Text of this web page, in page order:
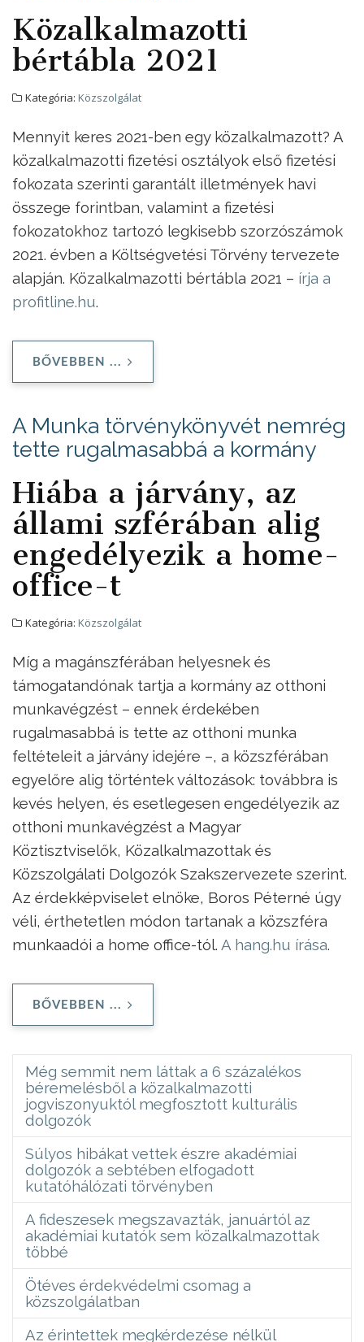
Közalkalmazotti
bértábla 2021
Kategória: Közszolgálat
Mennyit keres 2021-ben egy közalkalmazott? A
közalkalmazotti fizetési osztályok első fizetési
fokozata szerinti garantált illetmények havi
összege forintban, valamint a fizetési
fokozatokhoz tartozó legkisebb szorzószámok
2021. évben a Költségvetési Törvény tervezete
alapján. Közalkalmazotti bértábla 2021 – írja a
profitline.hu.
BŐVEBBEN ...
A Munka törvénykönyvét nemrég
tette rugalmasabbá a kormány
Hiába a járvány, az
állami szférában alig
engedélyezik a home-
office-t
Kategória: Közszolgálat
Míg a magánszférában helyesnek és
támogatandónak tartja a kormány az otthoni
munkavégzést – ennek érdekében
rugalmasabbá is tette az otthoni munka
feltételeit a járvány idejére –, a közszférában
egyelőre alig történtek változások: továbbra is
kevés helyen, és esetlegesen engedélyezik az
otthoni munkavégzést a Magyar
Köztisztviselők, Közalkalmazottak és
Közszolgálati Dolgozók Szakszervezete szerint.
Az érdekképviselet elnöke, Boros Péterné úgy
véli, érthetetlen módon tartanak a közszféra
munkaadói a home office-tól. A hang.hu írása.
BŐVEBBEN ...
Még semmit nem láttak a 6 százalékos
béremelésből a közalkalmazotti
jogviszonyuktól megfosztott kulturális
dolgozók
Súlyos hibákat vettek észre akadémiai
dolgozók a sebtében elfogadott
kutatóhálózati törvényben
A fideszesek megszavazták, januártól az
akadémiai kutatók sem közalkalmazottak
többé
Ötéves érdekvédelmi csomag a
közszolgálatban
Az érintettek megkérdezése nélkül